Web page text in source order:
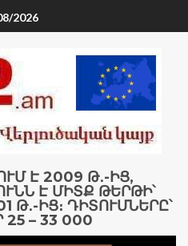
2026
Է 2009 Թ․-ԻՑ,
Է ՄԻՏՔ ԹԵՐԹԻ՝
Թ․-ԻՑ։ ԴԻՏՈՒՄՆԵՐԸ՝
– 33 000